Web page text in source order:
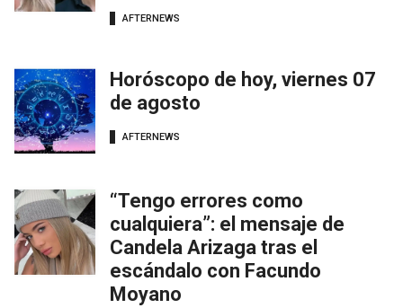
AFTERNEWS
Horóscopo de hoy, viernes 07
de agosto
AFTERNEWS
“Tengo errores como
cualquiera”: el mensaje de
Candela Arizaga tras el
escándalo con Facundo
Moyano